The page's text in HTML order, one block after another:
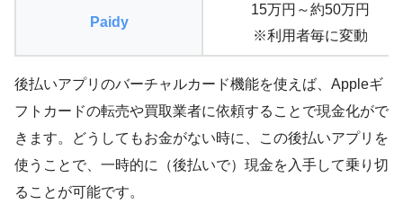
Paidy
15万円～約50万円
※利用者毎に変動
後払いアプリのバーチャルカード機能を使えば、Appleギ
フトカードの転売や買取業者に依頼することで現金化がで
きます。どうしてもお金がない時に、この後払いアプリを
使うことで、一時的に（後払いで）現金を入手して乗り切
ることが可能です。